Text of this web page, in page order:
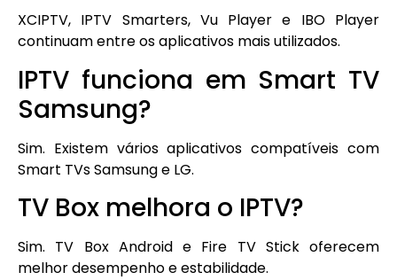
XCIPTV, IPTV Smarters, Vu Player e IBO Player
continuam entre os aplicativos mais utilizados.
IPTV funciona em Smart TV
Samsung?
Sim. Existem vários aplicativos compatíveis com
Smart TVs Samsung e LG.
TV Box melhora o IPTV?
Sim. TV Box Android e Fire TV Stick oferecem
melhor desempenho e estabilidade.